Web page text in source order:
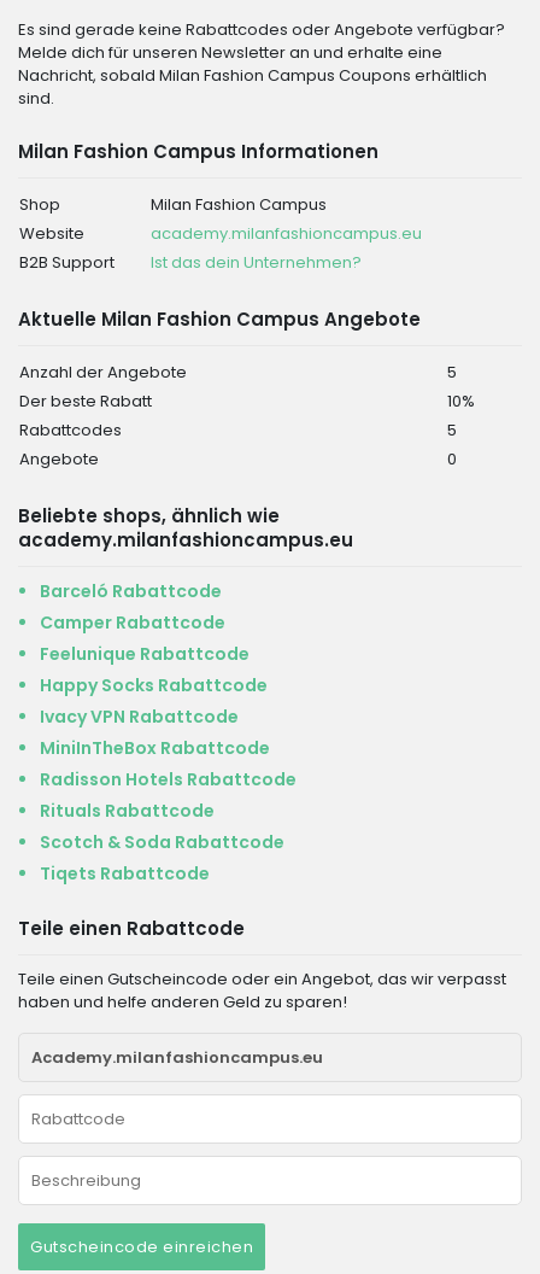
Es sind gerade keine Rabattcodes oder Angebote verfügbar?
Melde dich für unseren Newsletter an und erhalte eine
Nachricht, sobald Milan Fashion Campus Coupons erhältlich
sind.
Milan Fashion Campus Informationen
Shop
Milan Fashion Campus
Website
academy.milanfashioncampus.eu
B2B Support
Ist das dein Unternehmen?
Aktuelle Milan Fashion Campus Angebote
Anzahl der Angebote
5
Der beste Rabatt
10%
Rabattcodes
5
Angebote
0
Beliebte shops, ähnlich wie
academy.milanfashioncampus.eu
Barceló Rabattcode
Camper Rabattcode
Feelunique Rabattcode
Happy Socks Rabattcode
Ivacy VPN Rabattcode
MiniInTheBox Rabattcode
Radisson Hotels Rabattcode
Rituals Rabattcode
Scotch & Soda Rabattcode
Tiqets Rabattcode
Teile einen Rabattcode
Teile einen Gutscheincode oder ein Angebot, das wir verpasst
haben und helfe anderen Geld zu sparen!
Gutscheincode einreichen